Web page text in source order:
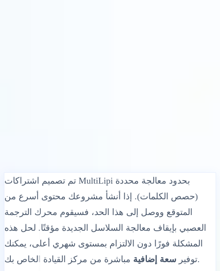
تم تصميم اشتراكات MultiLipi بحدود معالجة محددة
(حصص الكلمات). إذا أنشأ مشروعك محتوى أسرع من
المتوقع ووصل إلى هذا الحد، فسيقوم محرك الترجمة
العصبي بإيقاف معالجة السلاسل الجديدة مؤقتًا. لحل هذه
المشكلة فورًا دون الالتزام بمستوى شهري أعلى، يمكنك
توفير سعة إضافية مباشرة من مركز القيادة الخاص بك.